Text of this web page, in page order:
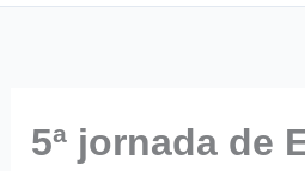
5ª jornada de